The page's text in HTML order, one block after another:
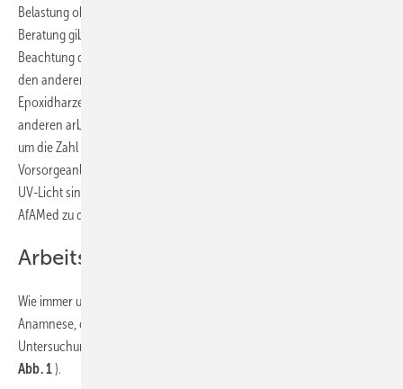
Belastung objektiviert werden kann und die Basis für die individuelle
Beratung gibt. Das Intervall für alle weiteren Vorsorgen kann unter
Beachtung der AMF 2.1 variabel gestalten werden und sollte sich an
den anderen Anlässen zur arbeitsmedizinischen Vorsorge (z.B. Lärm,
Epoxidharze, Isocyanate) orientieren und möglichst mit diesen oder
anderen arbeitsmedizinischen Maßnahmen synchronisiert werden,
um die Zahl der Termine gering zu halten. Bei Einführung eines
Vorsorgeanlasses bei beruflicher Exposition gegenüber natürlichem
UV-Licht sind die Fristen der arbeitsmedizinischen Vorsorge im
AfAMed zu diskutiert und festzulegen.
Arbeitsmedizinische Vorsorge
Wie immer umfasst die arbeitsmedizinische Vorsorge u.a. die
Anamnese, das Untersuchungsangebot, ggf. die Durchführung der
Untersuchung und die individuelle arbeitsmedizinische Beratung (
Abb. 1).